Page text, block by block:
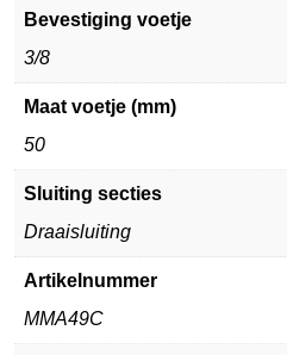
Bevestiging voetje
3/8
Maat voetje (mm)
50
Sluiting secties
Draaisluiting
Artikelnummer
MMA49C